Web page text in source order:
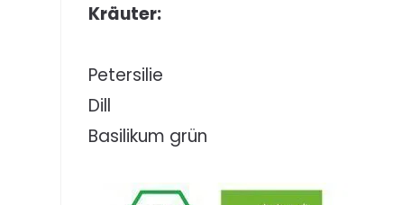
Kräuter:
Petersilie
Dill
Basilikum grün